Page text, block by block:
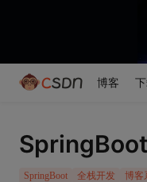
博客
SpringBoot 全栈开发 博客